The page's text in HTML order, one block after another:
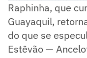
Raphinha, que
Guayaquil,
do que se
Estêvão —